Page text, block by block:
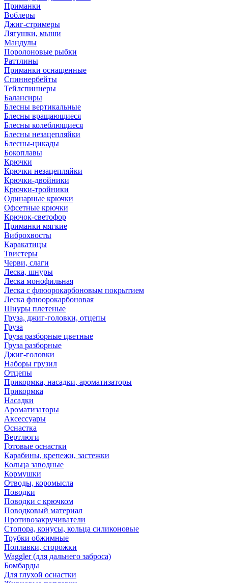
Приманки
Воблеры
Джиг-стримеры
Лягушки, мыши
Мандулы
Поролоновые рыбки
Раттлины
Приманки оснащенные
Спиннербейты
Тейлспиннеры
Балансиры
Блесны вертикальные
Блесны вращающиеся
Блесны колеблющиеся
Блесны незацепляйки
Блесны-цикады
Бокоплавы
Крючки
Крючки незацепляйки
Крючки-двойники
Крючки-тройники
Одинарные крючки
Офсетные крючки
Крючок-светофор
Приманки мягкие
Виброхвосты
Каракатицы
Твистеры
Черви, слаги
Леска, шнуры
Леска монофильная
Леска с флюорокарбоновым покрытием
Леска флюорокарбоновая
Шнуры плетеные
Груза, джиг-головки, отцепы
Груза
Груза разборные цветные
Груза разборные
Джиг-головки
Наборы грузил
Отцепы
Прикормка, насадки, ароматизаторы
Прикормка
Насадки
Ароматизаторы
Аксессуары
Оснастка
Вертлюги
Готовые оснастки
Карабины, крепежи, застежки
Кольца заводные
Кормушки
Отводы, коромысла
Поводки
Поводки с крючком
Поводковый материал
Противозакручиватели
Стопора, конусы, кольца силиконовые
Трубки обжимные
Поплавки, сторожки
Waggler (для дальнего заброса)
Бомбарды
Для глухой оснастки